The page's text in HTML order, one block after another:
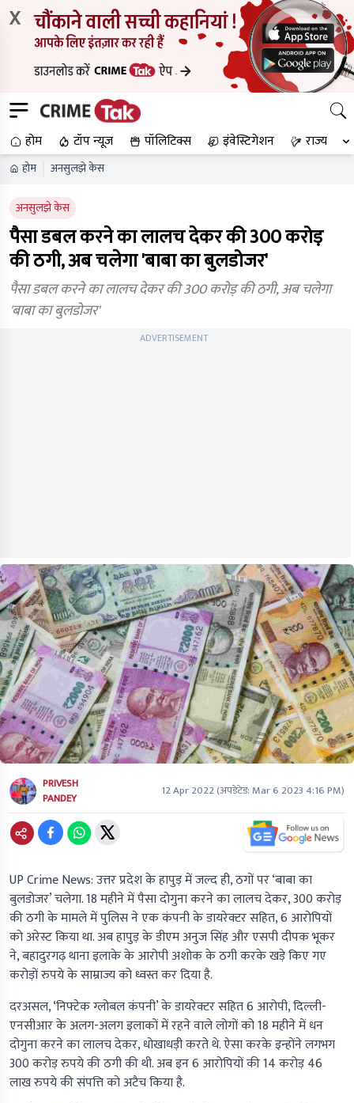
X
होम टॉप न्यूज पॉलिटिक्स इंवेस्टिगेशन राज्य
होम अनसुलझे केस
अनसुलझे केस
पैसा डबल करने का लालच देकर की 300 करोड़
की ठगी, अब चलेगा 'बाबा का बुलडोजर'
पैसा डबल करने का लालच देकर की 300 करोड़ की ठगी, अब चलेगा
'बाबा का बुलडोजर'
ADVERTISEMENT
PRIVESH
PANDEY
12 Apr 2022(अपडेटेड:Mar 6 2023 4:16 PM)
UP Crime News:उत्तर प्रदेश के हापुड़ में जल्द ही, ठगों पर ‘बाबा का
बुलडोजर’ चलेगा. 18 महीने में पैसा दोगुना करने का लालच देकर, 300 करोड़
की ठगी के मामले में पुलिस ने एक कंपनी के डायरेक्टर सहित, 6 आरोपियों
को अरेस्ट किया था. अब हापुड़ के डीएम अनुज सिंह और एसपी दीपक भूकर
ने, बहादुरगढ़ थाना इलाके के आरोपी अशोक के ठगी करके खड़े किए गए
करोड़ों रुपये के साम्राज्य को ध्वस्त कर दिया है.
दरअसल, ‘निफ्टेक ग्लोबल कंपनी’ के डायरेक्टर सहित 6 आरोपी, दिल्ली-
एनसीआर के अलग-अलग इलाकों में रहने वाले लोगों को 18 महीने में धन
दोगुना करने का लालच देकर, धोखाधड़ी करते थे. ऐसा करके इन्होंने लगभग
300 करोड़ रुपये की ठगी की थी. अब इन 6 आरोपियों की 14 करोड़ 46
लाख रुपये की संपत्ति को अटैच किया है.